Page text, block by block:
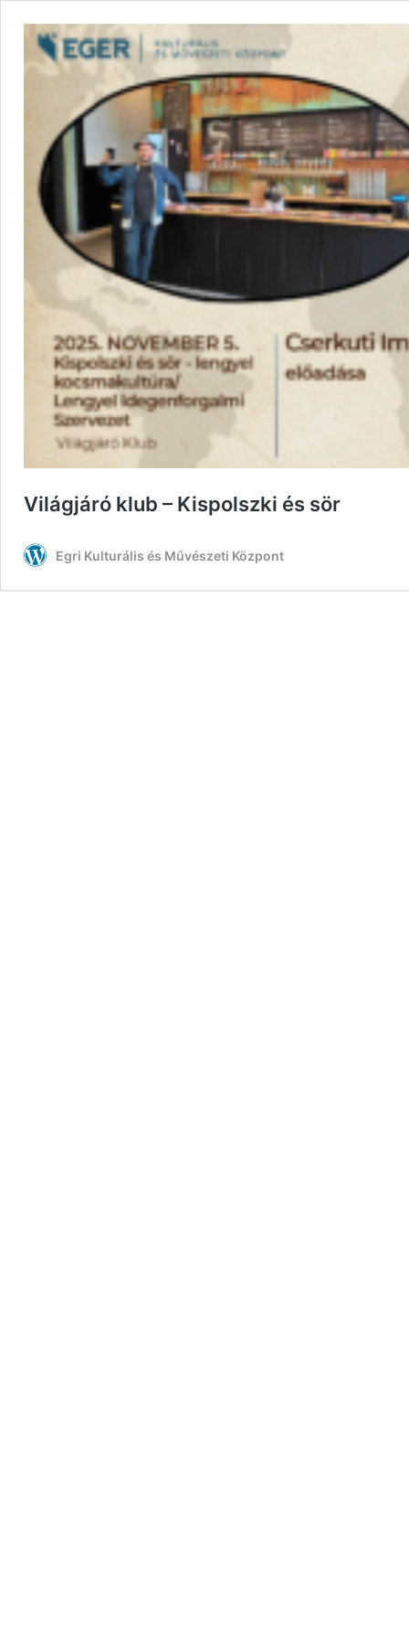
Világjáró klub – Kispolszki és sör
Egri Kulturális és Művészeti Központ